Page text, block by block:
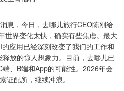
，今日，去哪儿旅行CEO陈刚给
世界变化太快，确实有些焦虑。最大
应用已经深刻改变了我们的工作和
放的惊人想象力。目前，去哪儿已
、B端和App的可能性。2026年会
证配所，继续冲浪。